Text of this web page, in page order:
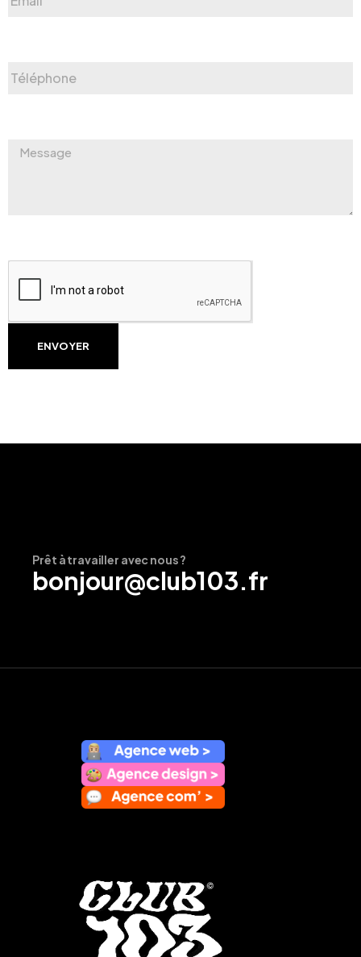
ENVOYER
Prêt à travailler avec nous ?
bonjour@club103.fr